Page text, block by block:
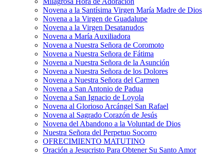
Novena a la Santísima Virgen María Madre de Dios
Novena a la Virgen de Guadalupe
Novena a la Virgen Desatanudos
Novena a María Auxiliadora
Novena a Nuestra Señora de Coromoto
Novena a Nuestra Señora de Fátima
Novena a Nuestra Señora de la Asunción
Novena a Nuestra Señora de los Dolores
Novena a Nuestra Señora del Carmen
Novena a San Antonio de Padua
Novena a San Ignacio de Loyola
Novena al Glorioso Arcángel San Rafael
Novena al Sagrado Corazón de Jesús
Novena del Abandono a la Voluntad de Dios
Nuestra Señora del Perpetuo Socorro
OFRECIMIENTO MATUTINO
Oración a Jesucristo Para Obtener Su Santo Amor